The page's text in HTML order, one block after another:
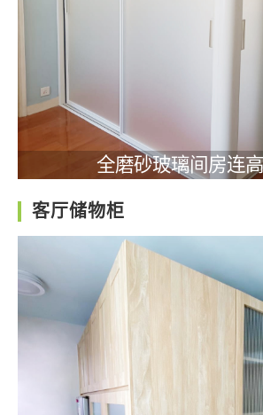
全磨砂玻璃间房连
客厅储物柜